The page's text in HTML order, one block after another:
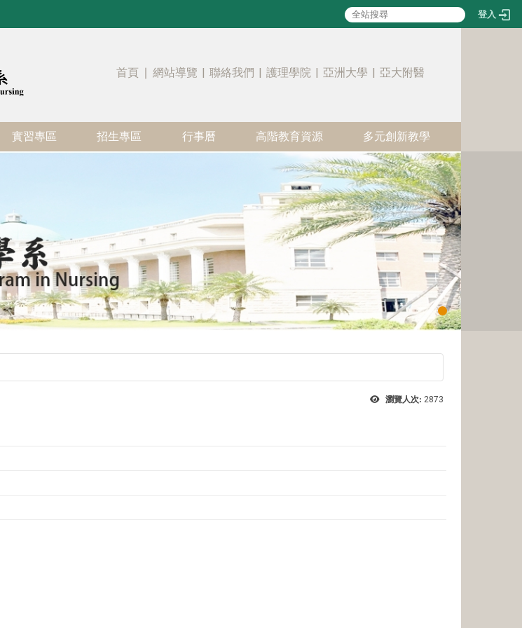
登入
首頁 ∣ 網站導覽 | 聯絡我們 | 護理學院 | 亞洲大學 | 亞大附醫
實習專區 招生專區 行事曆 高階教育資源 多元創新教學
瀏覽人次: 2873